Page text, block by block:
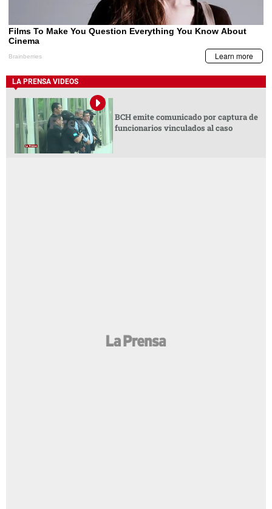
LA PRENSA VIDEOS
BCH emite comunicado por captura de
funcionarios vinculados al caso